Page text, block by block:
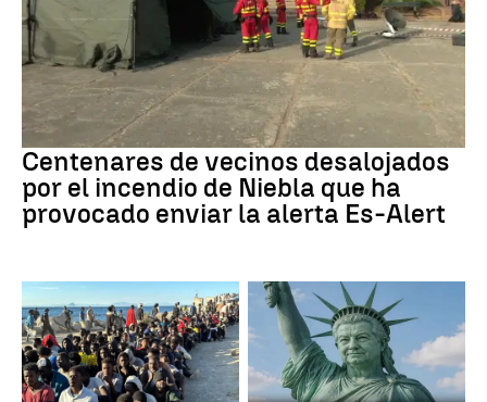
Incendio
Centenares de vecinos desalojados
por el incendio de Niebla que ha
provocado enviar la alerta Es-Alert
CRISIS MIGRATORIA MEMES